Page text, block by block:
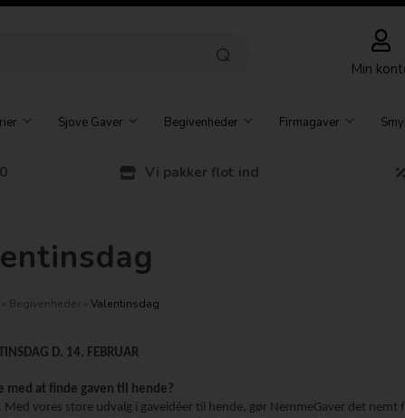
Min
Sjove Gaver Begivenheder Firmagaver
Vi pakker flot ind
» Begivenheder »Valentinsdag
D. 14. FEBRUAR
med at finde gaven til hende?
vores store udvalg i gaveidéer til hende, gør NemmeGaver det nemt